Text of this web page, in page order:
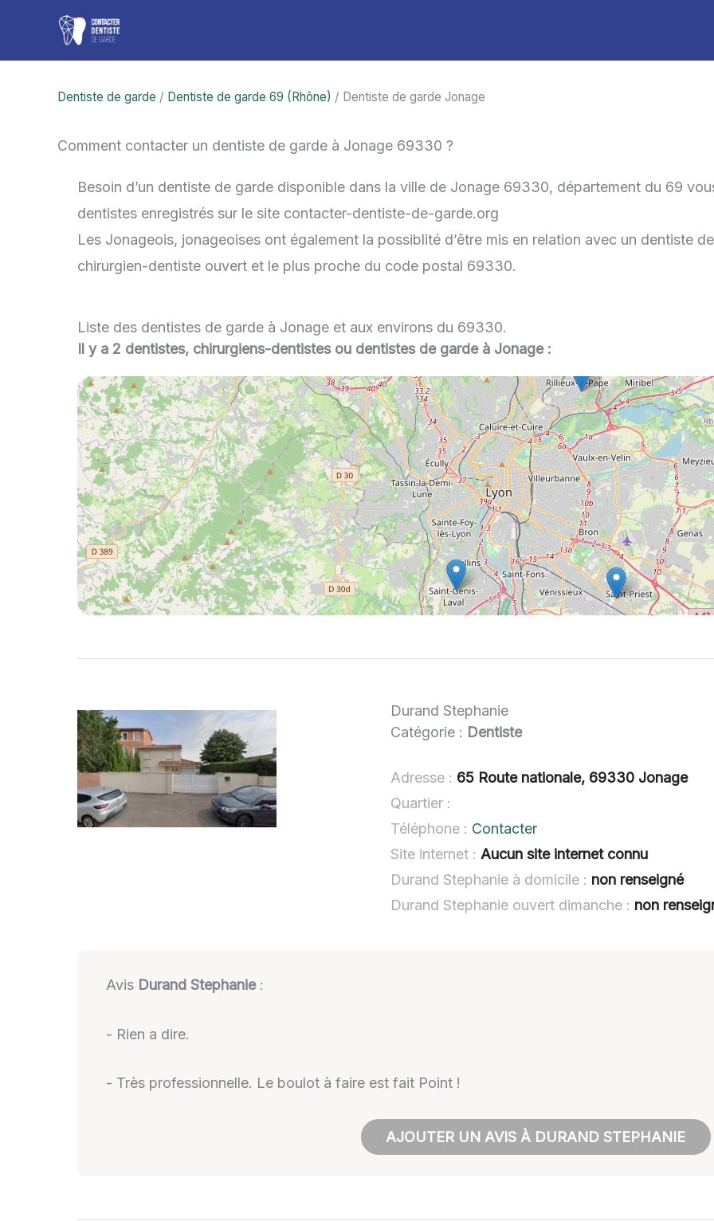
contenu
Dentiste de garde / Dentiste de garde 69 (Rhône) / Dentiste de garde Jonage
Comment contacter un dentiste de garde à Jonage 69330 ?
Besoin d’un dentiste de garde disponible dans la ville de Jonage 69330, département du 69
dentistes enregistrés sur le site contacter-dentiste-de-garde.org
Les Jonageois, jonageoises ont également la possiblité d’être mis en relation avec un dentiste
chirurgien-dentiste ouvert et le plus proche du code postal 69330.
Liste des dentistes de garde à Jonage et aux environs du 69330.
Il y a 2 dentistes, chirurgiens-dentistes ou dentistes de garde à Jonage :
Durand Stephanie
Catégorie : Dentiste
Adresse : 65 Route nationale, 69330 Jonage
Quartier :
Téléphone : Contacter
Site internet : Aucun site internet connu
Durand Stephanie à domicile : non renseigné
Durand Stephanie ouvert dimanche : non
Avis Durand Stephanie:
- Rien a dire.
- Très professionnelle. Le boulot à faire est fait Point !
AJOUTER UN AVIS À DURAND STEPHANIE